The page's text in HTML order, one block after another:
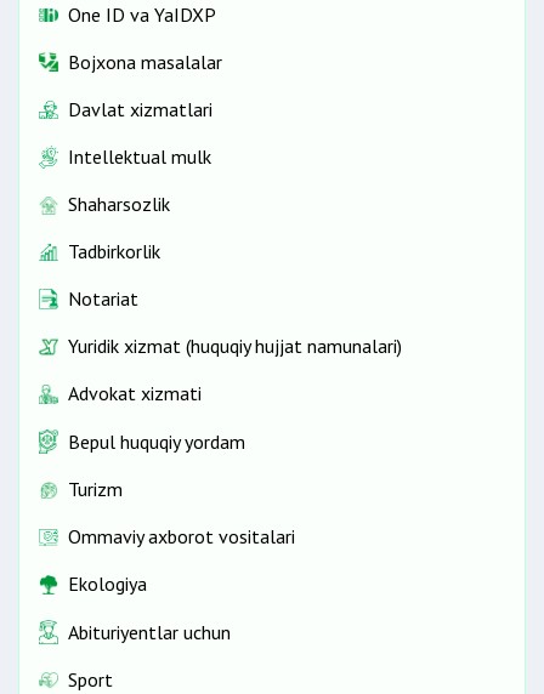
One ID vа YaIDXP
Bojxona masalalar
Davlat xizmatlari
Intellektual mulk
Shaharsozlik
Tadbirkorlik
Notariat
Yuridik xizmat (huquqiy hujjat namunalari)
Advokat xizmati
Bepul huquqiy yordam
Turizm
Ommaviy axborot vositalari
Ekologiya
Abituriyentlar uchun
Sport